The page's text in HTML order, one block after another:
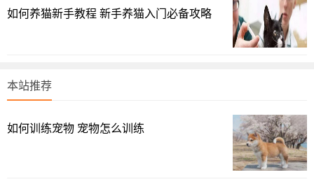
有几把椅子的房间里，家长带着孩子在里面玩耍，
这时候会进来一位陌生人，陌生人会尝试和孩子交流并玩
耍，一段时间后家长离开，陌生人会再次尝试和孩子交流并
如何养猫新手教程 新手养猫入门必备攻略
本站推荐
如何训练宠物 宠物怎么训练